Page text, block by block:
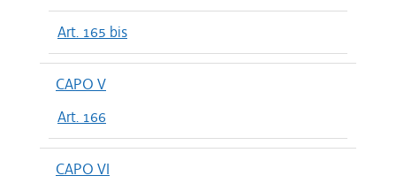
Art. 165 bis
CAPO V
Art. 166
CAPO VI